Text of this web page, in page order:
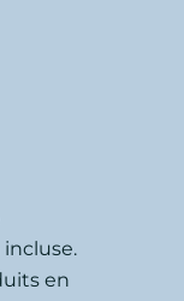
incluse.
en